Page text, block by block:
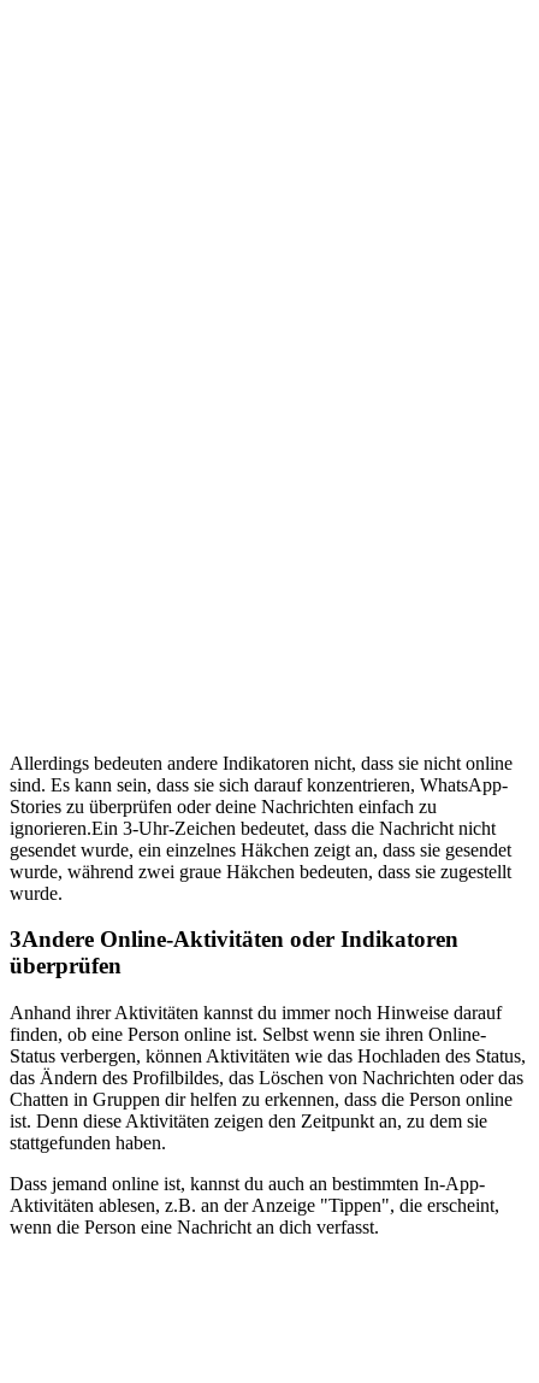
Allerdings bedeuten andere Indikatoren nicht, dass sie nicht online
sind. Es kann sein, dass sie sich darauf konzentrieren, WhatsApp-
Stories zu überprüfen oder deine Nachrichten einfach zu
ignorieren.Ein 3-Uhr-Zeichen bedeutet, dass die Nachricht nicht
gesendet wurde, ein einzelnes Häkchen zeigt an, dass sie gesendet
wurde, während zwei graue Häkchen bedeuten, dass sie zugestellt
wurde.
3Andere Online-Aktivitäten oder Indikatoren
überprüfen
Anhand ihrer Aktivitäten kannst du immer noch Hinweise darauf
finden, ob eine Person online ist. Selbst wenn sie ihren Online-
Status verbergen, können Aktivitäten wie das Hochladen des Status,
das Ändern des Profilbildes, das Löschen von Nachrichten oder das
Chatten in Gruppen dir helfen zu erkennen, dass die Person online
ist. Denn diese Aktivitäten zeigen den Zeitpunkt an, zu dem sie
stattgefunden haben.
Dass jemand online ist, kannst du auch an bestimmten In-App-
Aktivitäten ablesen, z.B. an der Anzeige "Tippen", die erscheint,
wenn die Person eine Nachricht an dich verfasst.